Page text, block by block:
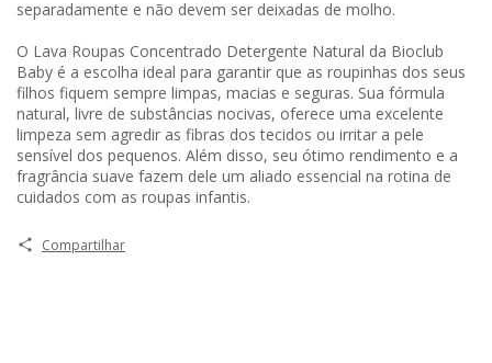
separadamente e não devem ser deixadas de molho.
O Lava Roupas Concentrado Detergente Natural da Bioclub
Baby é a escolha ideal para garantir que as roupinhas dos seus
filhos fiquem sempre limpas, macias e seguras. Sua fórmula
natural, livre de substâncias nocivas, oferece uma excelente
limpeza sem agredir as fibras dos tecidos ou irritar a pele
sensível dos pequenos. Além disso, seu ótimo rendimento e a
fragrância suave fazem dele um aliado essencial na rotina de
cuidados com as roupas infantis.
Compartilhar